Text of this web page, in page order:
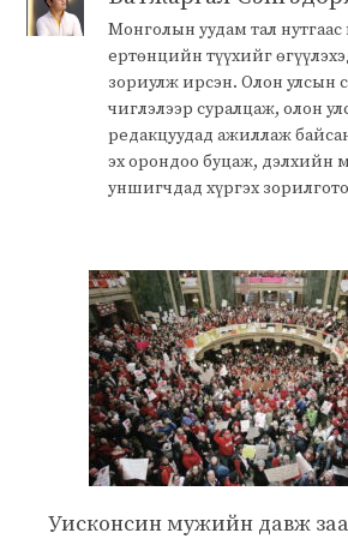
Монголын уудам тал
ертөнцийн түүхийг
зориулж ирсэн. Олон улсын
чиглэлээр суралцаж, олон
редакцуудад ажиллаж
эх орондоо буцаж, дэлхийн
уншигчдад хүргэх
Уисконсин мужийн давж